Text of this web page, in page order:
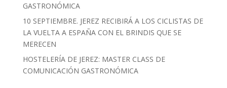
GASTRONÓMICA
10 SEPTIEMBRE. JEREZ RECIBIRÁ A LOS CICLISTAS DE
LA VUELTA A ESPAÑA CON EL BRINDIS QUE SE
MERECEN
HOSTELERÍA DE JEREZ: MASTER CLASS DE
COMUNICACIÓN GASTRONÓMICA